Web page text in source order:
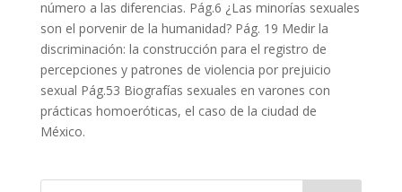
número a las diferencias. Pág.6 ¿Las minorías sexuales
son el porvenir de la humanidad? Pág. 19 Medir la
discriminación: la construcción para el registro de
percepciones y patrones de violencia por prejuicio
sexual Pág.53 Biografías sexuales en varones con
prácticas homoeróticas, el caso de la ciudad de
México.